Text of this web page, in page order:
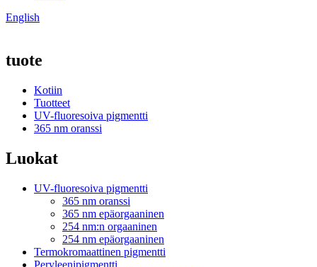
English
tuote
Kotiin
Tuotteet
UV-fluoresoiva pigmentti
365 nm oranssi
Luokat
UV-fluoresoiva pigmentti
365 nm oranssi
365 nm epäorgaaninen
254 nm:n orgaaninen
254 nm epäorgaaninen
Termokromaattinen pigmentti
Peryleenipigmentti